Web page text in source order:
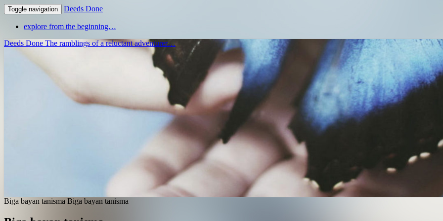
Toggle navigation Deeds Done
explore from the beginning…
Deeds Done The ramblings of a reluctant adventurer…
Biga bayan tanisma Biga bayan tanisma